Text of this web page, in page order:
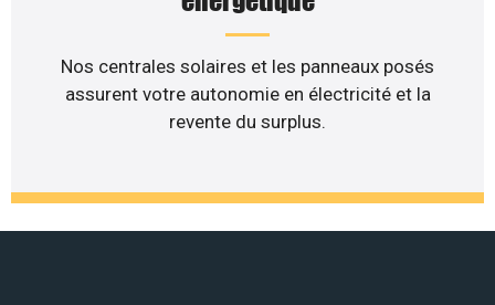
Nos centrales solaires et les panneaux posés
assurent votre autonomie en électricité et la
revente du surplus.